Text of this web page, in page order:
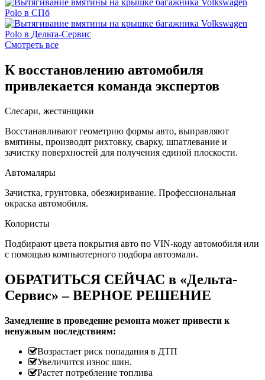
Смотреть все
К восстановлению автомобиля
привлекается команда экспертов
Слесари, жестянщики
Восстанавливают геометрию формы авто, выправляют
вмятины, производят рихтовку, сварку, шпатлевание и
зачистку поверхностей для получения единой плоскости.
Автомаляры
Зачистка, грунтовка, обезжиривание. Профессиональная
окраска автомобиля.
Колористы
Подбирают цвета покрытия авто по VIN-коду автомобиля или
с помощью компьютерного подбора автоэмали.
ОБРАТИТЬСЯ СЕЙЧАС в «Дельта-
Сервис» – ВЕРНОЕ РЕШЕНИЕ
Замедление в проведение ремонта может привести к
ненужным последствиям:
Возрастает риск попадания в ДТП
Увеличится износ шин.
Растет потребление топлива